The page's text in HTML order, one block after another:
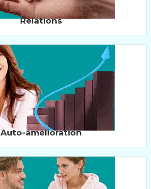
Relations
Auto-amélioration